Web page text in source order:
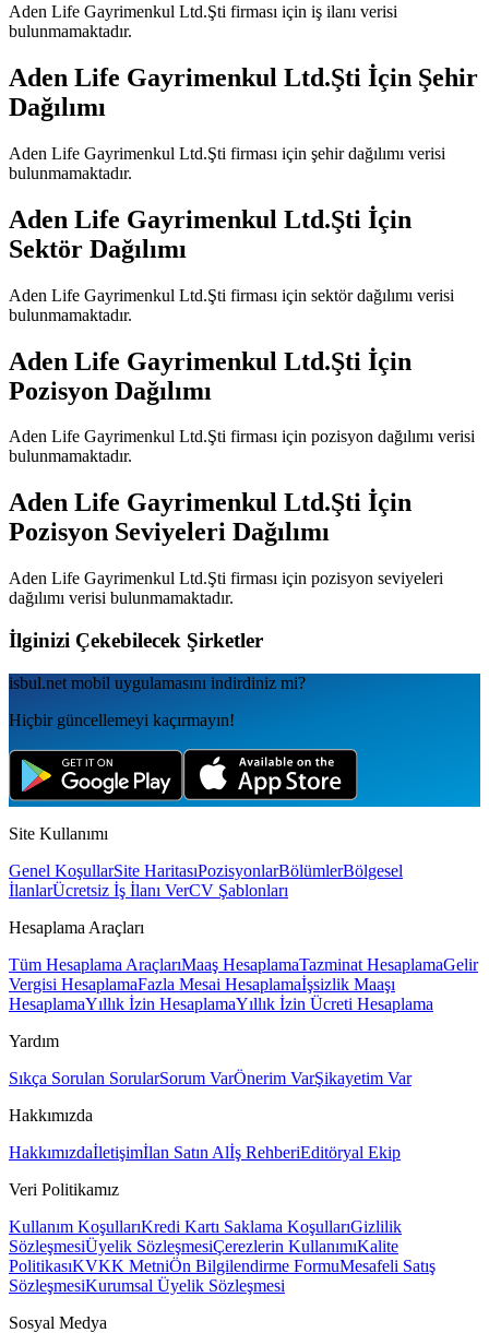
Aden Life Gayrimenkul Ltd.Şti firması için iş ilanı verisi
bulunmamaktadır.
Aden Life Gayrimenkul Ltd.Şti İçin Şehir
Dağılımı
Aden Life Gayrimenkul Ltd.Şti firması için şehir dağılımı verisi
bulunmamaktadır.
Aden Life Gayrimenkul Ltd.Şti İçin
Sektör Dağılımı
Aden Life Gayrimenkul Ltd.Şti firması için sektör dağılımı verisi
bulunmamaktadır.
Aden Life Gayrimenkul Ltd.Şti İçin
Pozisyon Dağılımı
Aden Life Gayrimenkul Ltd.Şti firması için pozisyon dağılımı verisi
bulunmamaktadır.
Aden Life Gayrimenkul Ltd.Şti İçin
Pozisyon Seviyeleri Dağılımı
Aden Life Gayrimenkul Ltd.Şti firması için pozisyon seviyeleri
dağılımı verisi bulunmamaktadır.
İlginizi Çekebilecek Şirketler
isbul.net mobil uygulamаsını indirdiniz mi?
Hiçbir güncellemeyi kaçırmayın!
Site Kullanımı
Genel KoşullarSite HaritasıPozisyonlarBölümlerBölgesel
İlanlarÜcretsiz İş İlanı VerCV Şablonları
Hesaplama Araçları
Tüm Hesaplama AraçlarıMaaş HesaplamaTazminat HesaplamaGelir
Vergisi HesaplamaFazla Mesai Hesaplamaİşsizlik Maaşı
HesaplamaYıllık İzin HesaplamaYıllık İzin Ücreti Hesaplama
Yardım
Sıkça Sorulan SorularSorum VarÖnerim VarŞikayetim Var
Hakkımızda
Hakkımızdaİletişimİlan Satın Alİş RehberiEditöryal Ekip
Veri Politikamız
Kullanım KoşullarıKredi Kartı Saklama KoşullarıGizlilik
SözleşmesiÜyelik SözleşmesiÇerezlerin KullanımıKalite
PolitikasıKVKK MetniÖn Bilgilendirme FormuMesafeli Satış
SözleşmesiKurumsal Üyelik Sözleşmesi
Sosyal Medya